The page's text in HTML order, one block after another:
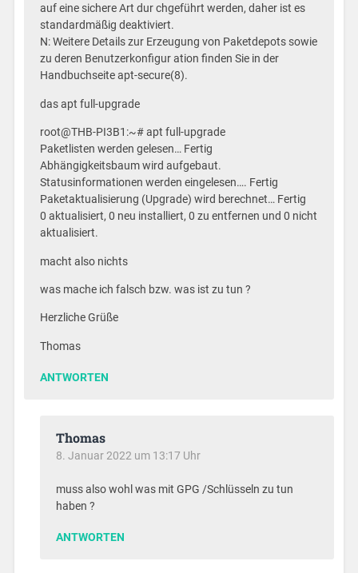
auf eine sichere Art dur chgeführt werden, daher ist es
standardmäßig deaktiviert.
N: Weitere Details zur Erzeugung von Paketdepots sowie
zu deren Benutzerkonfigur ation finden Sie in der
Handbuchseite apt-secure(8).
das apt full-upgrade
root@THB-PI3B1:~# apt full-upgrade
Paketlisten werden gelesen… Fertig
Abhängigkeitsbaum wird aufgebaut.
Statusinformationen werden eingelesen…. Fertig
Paketaktualisierung (Upgrade) wird berechnet… Fertig
0 aktualisiert, 0 neu installiert, 0 zu entfernen und 0 nicht
aktualisiert.
macht also nichts
was mache ich falsch bzw. was ist zu tun ?
Herzliche Grüße
Thomas
ANTWORTEN
Thomas
8. Januar 2022 um 13:17 Uhr
muss also wohl was mit GPG /Schlüsseln zu tun
haben ?
ANTWORTEN